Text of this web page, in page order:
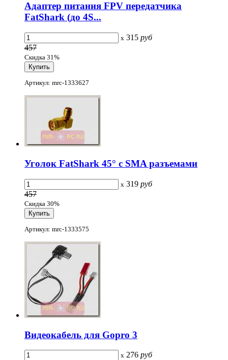
Адаптер питания FPV передатчика
FatShark (до 4S...
x 315 руб
457
Скидка 31%
Артикул: mrc-1333627
Уголок FatShark 45° с SMA разъемами
x 319 руб
457
Скидка 30%
Артикул: mrc-1333575
Видеокабель для Gopro 3
x 276 руб